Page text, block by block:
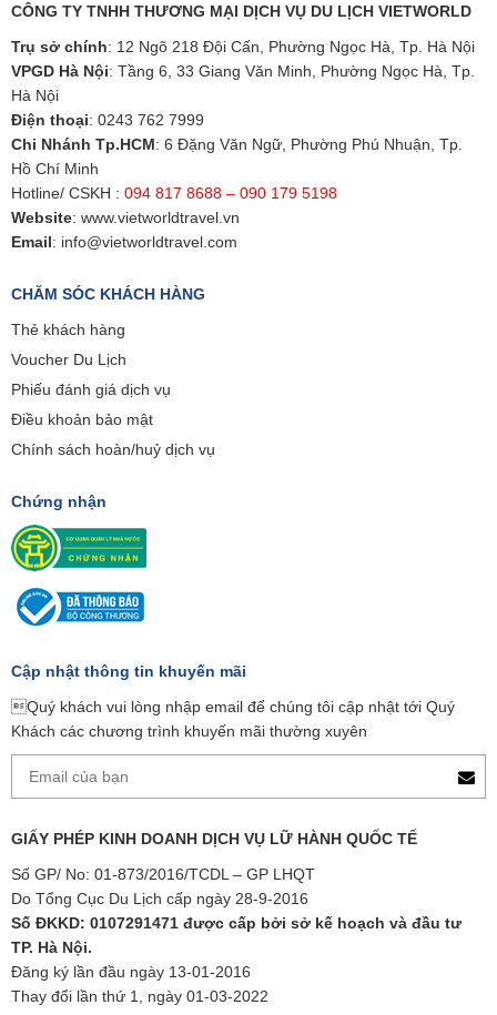
CÔNG TY TNHH THƯƠNG MẠI DỊCH VỤ DU LỊCH VIETWORLD
Trụ sở chính: 12 Ngõ 218 Đội Cấn, Phường Ngọc Hà, Tp. Hà Nội
VPGD Hà Nội: Tầng 6, 33 Giang Văn Minh, Phường Ngọc Hà, Tp.
Hà Nội
Điện thoại: 0243 762 7999
Chi Nhánh Tp.HCM: 6 Đặng Văn Ngữ, Phường Phú Nhuận, Tp.
Hồ Chí Minh
Hotline/ CSKH : 094 817 8688 – 090 179 5198
Website: www.vietworldtravel.vn
Email: info@vietworldtravel.com
CHĂM SÓC KHÁCH HÀNG
Thẻ khách hàng
Voucher Du Lịch
Phiếu đánh giá dịch vụ
Điều khoản bảo mật
Chính sách hoàn/huỷ dịch vụ
Chứng nhận
Cập nhật thông tin khuyến mãi
Quý khách vui lòng nhập email để chúng tôi cập nhật tới Quý
Khách các chương trình khuyến mãi thường xuyên
GIẤY PHÉP KINH DOANH DỊCH VỤ LỮ HÀNH QUỐC TẾ
Số GP/ No: 01-873/2016/TCDL – GP LHQT
Do Tổng Cục Du Lịch cấp ngày 28-9-2016
Số ĐKKD: 0107291471 được cấp bởi sở kế hoạch và đầu tư
TP. Hà Nội.
Đăng ký lần đầu ngày 13-01-2016
Thay đổi lần thứ 1, ngày 01-03-2022